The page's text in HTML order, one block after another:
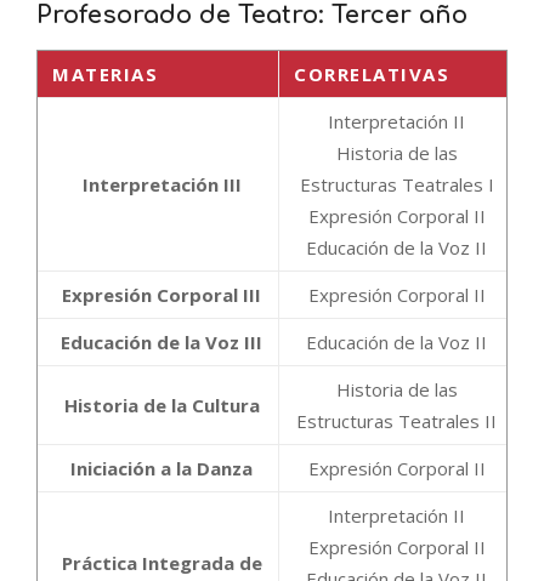
Profesorado de Teatro: Tercer año
MATERIAS CORRELATIVAS
Interpretación III
Interpretación II
Historia de las
Estructuras Teatrales I
Expresión Corporal II
Educación de la Voz II
Expresión Corporal III
Expresión Corporal II
Educación de la Voz III
Educación de la Voz II
Historia de la Cultura
Historia de las
Estructuras Teatrales II
Iniciación a la Danza
Expresión Corporal II
Práctica Integrada de
Interpretación II
Expresión Corporal II